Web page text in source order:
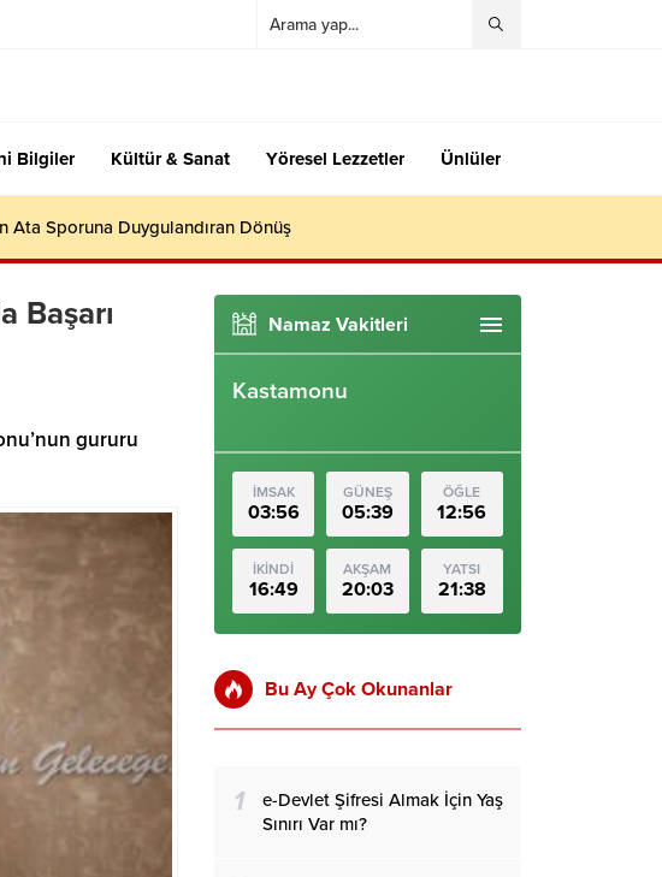
Bilgiler Kültür & Sanat Yöresel Lezzetler Ünlüler
Ata Sporuna Duygulandıran Dönüş
Başarı
gururu
Namaz Vakitleri
Kastamonu
İMSAK
03:56
GÜNEŞ
05:39
ÖĞLE
12:56
İKİNDİ
16:49
AKŞAM
20:03
YATSI
21:38
Bu Ay Çok Okunanlar
1
e-Devlet Şifresi Almak İçin Yaş
Sınırı Var mı?